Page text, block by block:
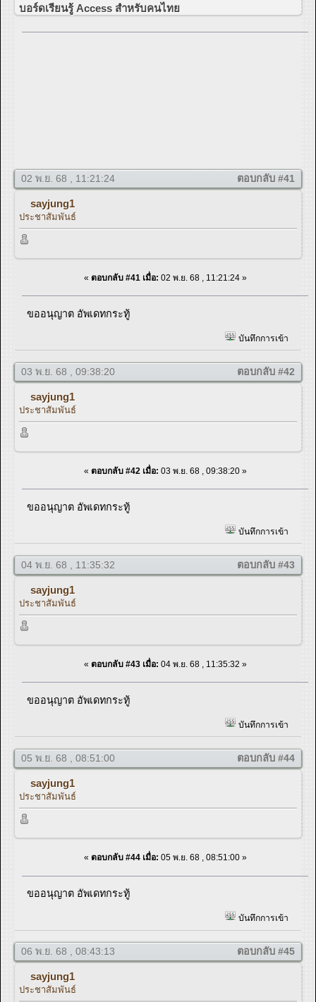
บอร์ดเรียนรู้ Access สำหรับคนไทย
02 พ.ย. 68 , 11:21:24 ตอบกลับ #41
sayjung1
ประชาสัมพันธ์
« ตอบกลับ #41 เมื่อ: 02 พ.ย. 68 , 11:21:24 »
ขออนุญาต อัพเดทกระทู้
บันทึกการเข้า
03 พ.ย. 68 , 09:38:20 ตอบกลับ #42
sayjung1
ประชาสัมพันธ์
« ตอบกลับ #42 เมื่อ: 03 พ.ย. 68 , 09:38:20 »
ขออนุญาต อัพเดทกระทู้
บันทึกการเข้า
04 พ.ย. 68 , 11:35:32 ตอบกลับ #43
sayjung1
ประชาสัมพันธ์
« ตอบกลับ #43 เมื่อ: 04 พ.ย. 68 , 11:35:32 »
ขออนุญาต อัพเดทกระทู้
บันทึกการเข้า
05 พ.ย. 68 , 08:51:00 ตอบกลับ #44
sayjung1
ประชาสัมพันธ์
« ตอบกลับ #44 เมื่อ: 05 พ.ย. 68 , 08:51:00 »
ขออนุญาต อัพเดทกระทู้
บันทึกการเข้า
06 พ.ย. 68 , 08:43:13 ตอบกลับ #45
sayjung1
ประชาสัมพันธ์